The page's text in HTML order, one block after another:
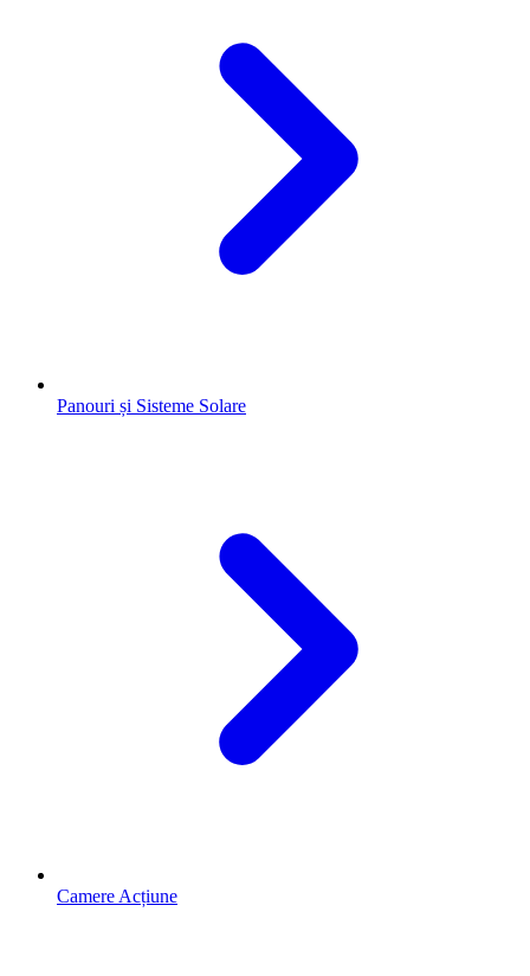
Panouri și Sisteme Solare
Camere Acțiune